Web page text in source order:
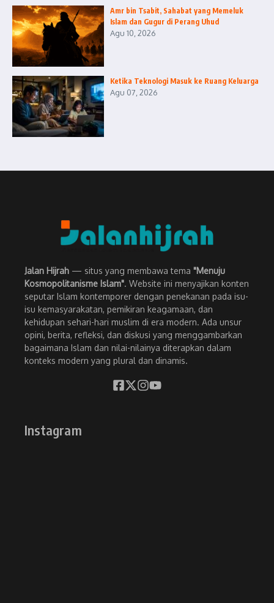
Amr bin Tsabit, Sahabat yang Memeluk
Islam dan Gugur di Perang Uhud
Agu 10, 2026
Ketika Teknologi Masuk ke Ruang Keluarga
Agu 07, 2026
Jalan Hijrah — situs yang membawa tema "Menuju
Kosmopolitanisme Islam". Website ini menyajikan konten
seputar Islam kontemporer dengan penekanan pada isu-
isu kemasyarakatan, pemikiran keagamaan, dan
kehidupan sehari-hari muslim di era modern. Ada unsur
opini, berita, refleksi, dan diskusi yang menggambarkan
bagaimana Islam dan nilai-nilainya diterapkan dalam
konteks modern yang plural dan dinamis.
Instagram